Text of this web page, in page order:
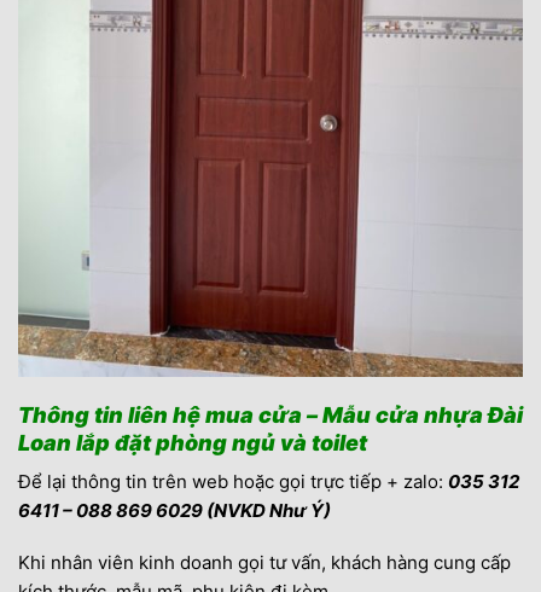
Thông tin liên hệ mua cửa – Mẫu cửa nhựa Đài
Loan lắp đặt phòng ngủ và toilet
Để lại thông tin trên web hoặc gọi trực tiếp + zalo: 035 312
6411 – 088 869 6029 (NVKD Như Ý)
Khi nhân viên kinh doanh gọi tư vấn, khách hàng cung cấp